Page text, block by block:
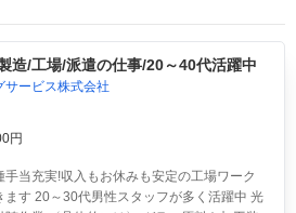
造/工場/派遣の仕事/20～40代活躍中
サービス株式会社
円
手当充実!収入もお休みも安定の工場ワーク
す 20～30代男性スタッフが多く活躍中 光